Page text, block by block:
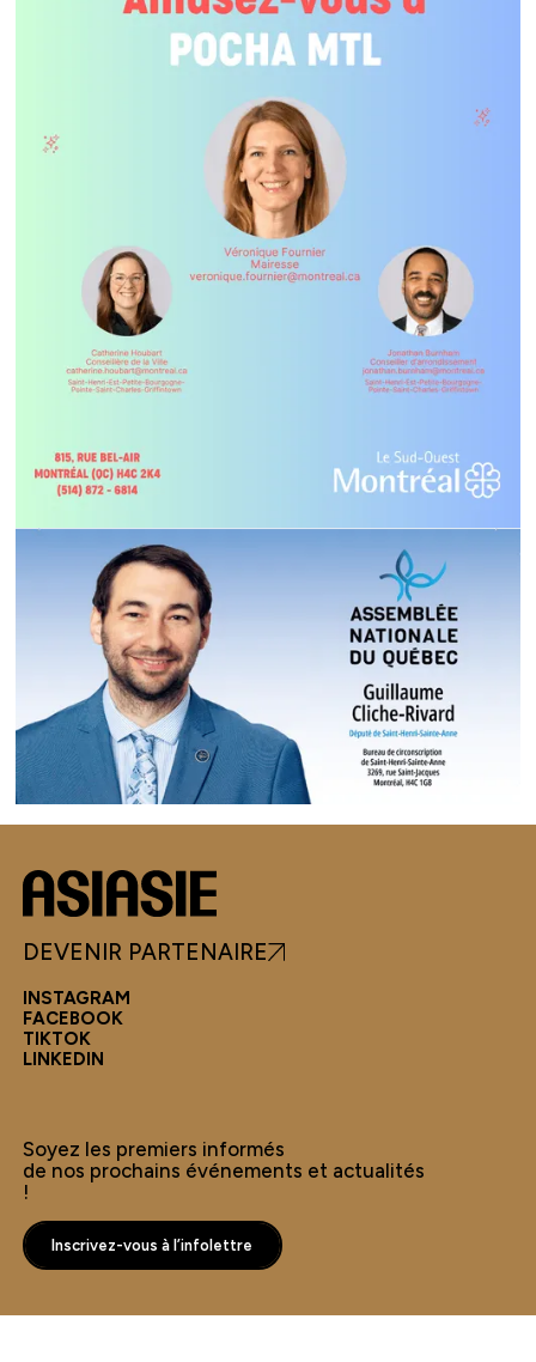
DEVENIR PARTENAIRE
INSTAGRAM
FACEBOOK
TIKTOK
LINKEDIN
Soyez les premiers informés
de nos prochains événements et actualités
!
Inscrivez-vous à l’infolettre
Inscrivez-vous à l’infolettre